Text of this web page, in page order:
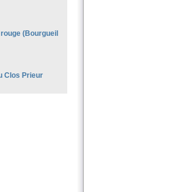
(Bourgueil
Clos Prieur